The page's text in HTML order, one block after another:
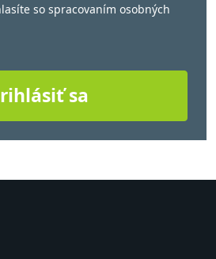
so spracovaním osobných
sa